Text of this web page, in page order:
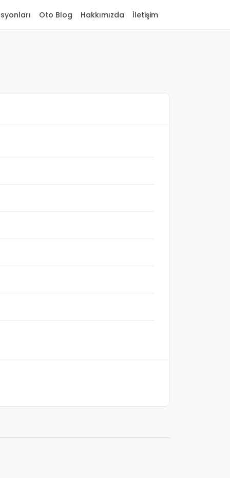
Oto Blog Hakkımızda İletişim